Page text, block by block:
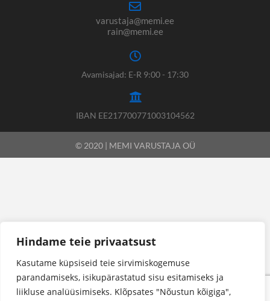
Hindame teie privaatsust
Kasutame küpsiseid teie sirvimiskogemuse
parandamiseks, isikupärastatud sisu esitamiseks ja
liikluse analüüsimiseks. Klõpsates "Nõustun kõigiga",
varustaja@memi.ee
rain@memi.ee
Avamisajad: E-R 9:00 - 17:30
IBAN EE217700771003104562
© 2020 | MEMI VARUSTAJA OÜ